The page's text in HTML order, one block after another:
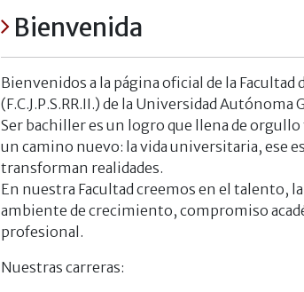
Bienvenida
Bienvenidos a la página oficial de la
(F.C.J.P.S.RR.II.) de la Universidad Autónoma
Ser bachiller es un logro que llena de
un camino nuevo: la vida universitaria, ese
transforman realidades.
En nuestra Facultad creemos en el talento,
ambiente de crecimiento, compromiso
profesional.
Nuestras carreras: